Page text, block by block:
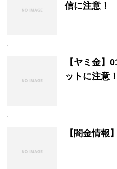
信に注意！
【ヤミ金】
ットに注意！
【闇金情報